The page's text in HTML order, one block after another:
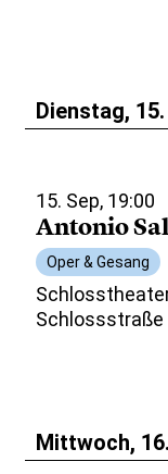
Dienstag,
15. Sep, 19:00
Antonio
Oper & Gesang
Schlossstraße
Mittwoch,